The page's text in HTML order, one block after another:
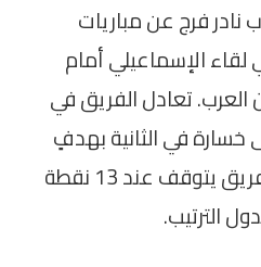
نادر فرج عن مباريات
الإسماعيلي أمام
العرب. تعادل الفريق في
خسارة في الثانية بهدفٍ
نظيف، مما جعل رصيد الفريق يتوقف عند 13 نقطة
الترتيب.